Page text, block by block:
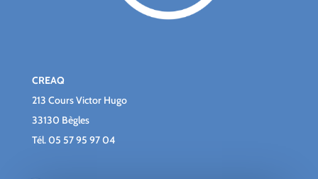
CREAQ
213 Cours Victor Hugo
33130 Bègles
Tél.05 57 95 97 04